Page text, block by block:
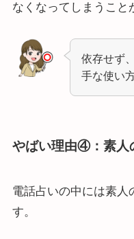
なくなってしまうこと
依存せず
手な使い
やばい理由④：素人
電話占いの中には素人
す。